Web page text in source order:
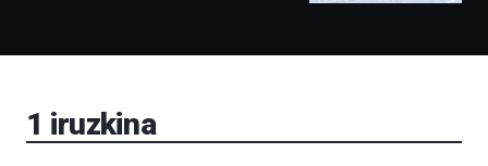
1 iruzkina